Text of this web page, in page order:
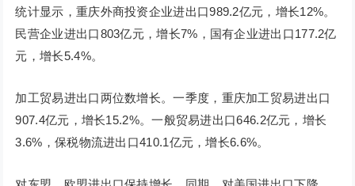
统计显示，重庆外商投资企业进出口989.2亿元，增长12%。
民营企业进出口803亿元，增长7%，国有企业进出口177.2亿
元，增长5.4%。
加工贸易进出口两位数增长。一季度，重庆加工贸易进出口
907.4亿元，增长15.2%。一般贸易进出口646.2亿元，增长
3.6%，保税物流进出口410.1亿元，增长6.6%。